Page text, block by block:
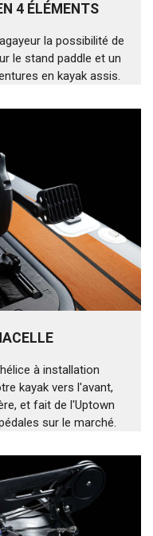
4 ÉLÉMENTS
la possibilité de
le stand paddle et un
en kayak assis.
à installation
kayak vers l'avant,
et fait de l'Uptown
sur le marché.